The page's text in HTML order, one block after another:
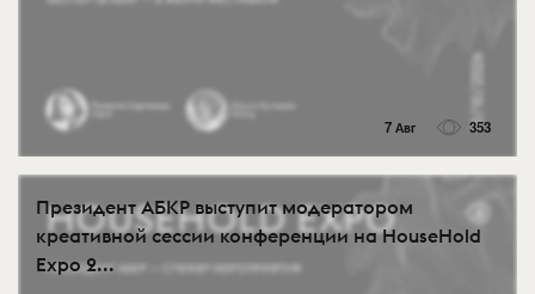
7 Авг 353
Президент АБКР выступит модератором
креативной сессии конференции на HouseHold
Expo 2...